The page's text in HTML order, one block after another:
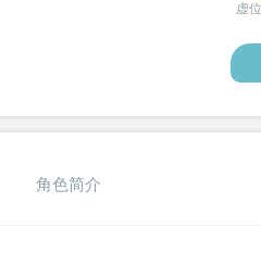
虚
角色简介